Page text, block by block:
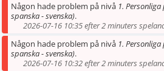
Någon hade problem på nivå 1.
spanska - svenska).
2026-07-16 10:35 efter 2 minuters
Någon hade problem på nivå 1.
spanska - svenska).
2026-07-16 10:32 efter 2 minuters